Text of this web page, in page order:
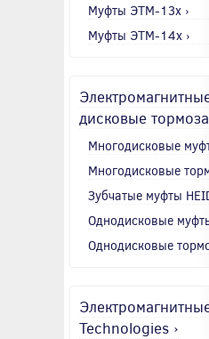
Муфты ЭТМ-13x ›
Муфты ЭТМ-14x ›
дисковые
Многодисковые
Многодисковые
Зубчатые муфты
Однодисковые
Однодисковые
Technologies ›